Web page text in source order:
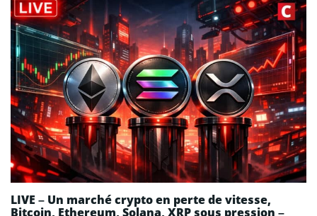
LIVE – Un marché crypto en perte de vitesse,
Bitcoin, Ethereum, Solana, XRP sous pression –